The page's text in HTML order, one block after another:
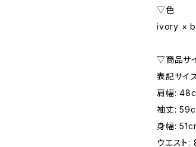
▽色
ivory ×
▽商品サ
表記サイ
肩幅:
袖丈:
身幅:
ウエスト: